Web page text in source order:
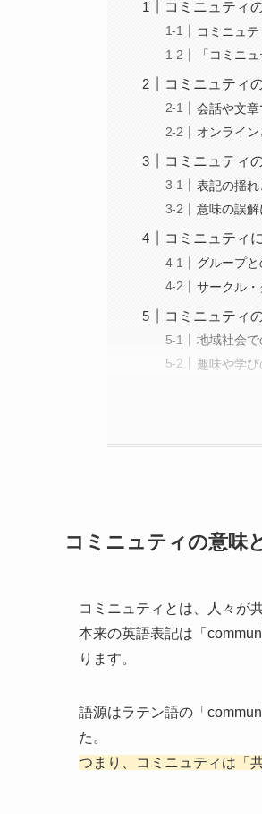
コミニュティ
コミニュ
「コミニ
コミニュティ
会話や文
オンライ
コミニュティ
表記の揺
意味の誤
コミニュティ
グループ
サークル
コミニュティ
地域社会で
趣味や学
コミニュティの意味
コミニュティとは、人々が
本来の英語表記は「
ります。
語源はラテン語の「
た。
つまり、コミニュティは「